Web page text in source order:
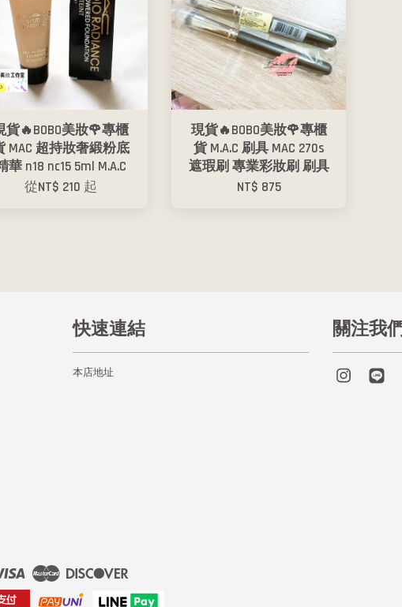
貨🔥BOBO美妝🌹專櫃
MAC 超持妝奢緞粉底
華 n18 nc15 5ml M.A.C
從NT$ 210 起
現貨🔥BOBO美妝🌹專櫃
貨 M.A.C 刷具 MAC 270s
遮瑕刷 專業彩妝刷 刷具
NT$ 875
快速連結
本店地址
關注我
Instagram
Visa Master